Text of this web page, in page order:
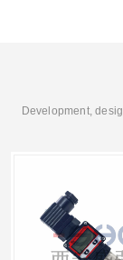
Development,